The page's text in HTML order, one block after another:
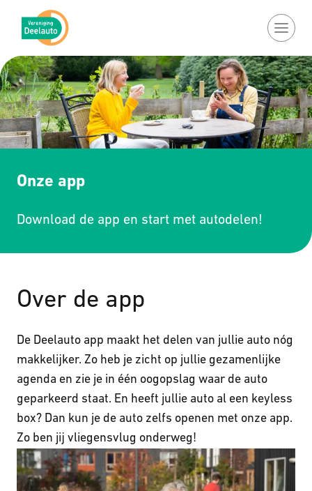
Ga naar de inhoud
Onze app
Download de app en start met autodelen!
Over de app
De Deelauto app maakt het delen van jullie auto nóg
makkelĳker. Zo heb je zicht op jullie gezamenlĳke
agenda en zie je in één oogopslag waar de auto
geparkeerd staat. En heeft jullie auto al een keyless
box? Dan kun je de auto zelfs openen met onze app.
Zo ben jĳ vliegensvlug onderweg!